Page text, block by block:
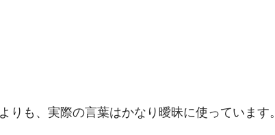
りも、実際の言葉はかなり曖昧に使っています。